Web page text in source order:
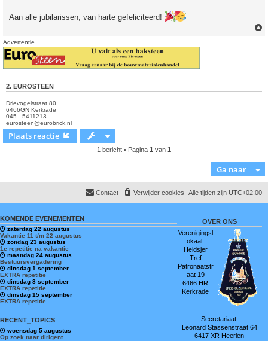
Aan alle jubilarissen; van harte gefeliciteerd!
Advertentie
2. EUROSTEEN
Drievogelstraat 80
6466GN Kerkrade
045 - 5411213
eurosteen@eurobrick.nl
Plaats reactie
1 bericht • Pagina 1 van 1
Ga naar
Alle tijden zijn UTC+02:00
Verwijder cookies
Contact
KOMENDE EVENEMENTEN
zaterdag 22 augustus
Vakantie 11 t/m 22 augustus
zondag 23 augustus
1e repetitie na vakantie
maandag 24 augustus
Bestuursvergadering
dinsdag 1 september
EXTRA repetitie
dinsdag 8 september
EXTRA repetitie
dinsdag 15 september
EXTRA repetitie
RECENT_TOPICS
woensdag 5 augustus
Op zoek naar dirigent
OVER ONS
Verenigingsl
okaal:
Heidsjer
Tref
Patronaatstr
aat 19
6466 HR
Kerkrade
Secretariaat:
Leonard Stassenstraat 64
6417 XR Heerlen